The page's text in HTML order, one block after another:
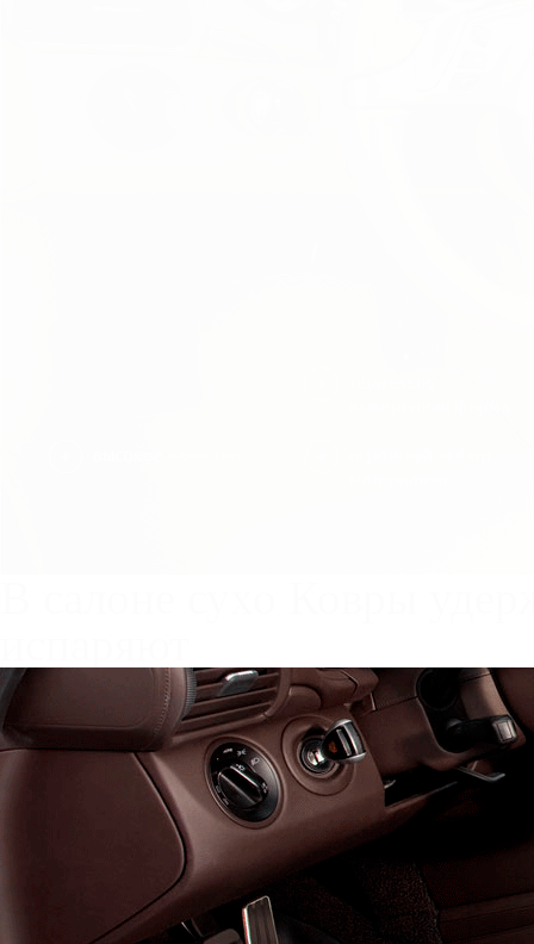
Каталог ковриков для
B14
Автоковрики для Chery
Поколение:1 поколение